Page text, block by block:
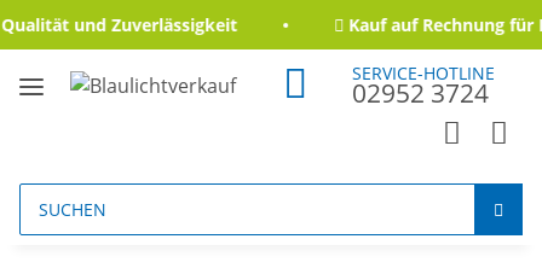
und Zuverlässigkeit Kauf auf Rechnung für
SERVICE-HOTLINE
02952 3724